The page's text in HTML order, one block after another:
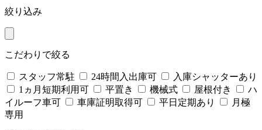
絞り込み
こだわりで絞る
スタッフ常駐 24時間入出庫可
入庫シャッターあり
1ヵ月短期利用可
平置き 機械式 屋根付き
ハ
イルーフ車可
車庫証明取得可 平日定期あり
月極
専用